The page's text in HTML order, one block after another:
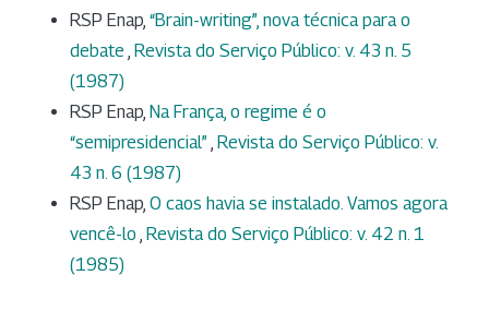
RSP Enap, “Brain-writing”, nova técnica para o
debate , Revista do Serviço Público: v. 43 n. 5
(1987)
RSP Enap, Na França, o regime é o
“semipresidencial” , Revista do Serviço Público: v.
43 n. 6 (1987)
RSP Enap, O caos havia se instalado. Vamos agora
vencê-lo , Revista do Serviço Público: v. 42 n. 1
(1985)